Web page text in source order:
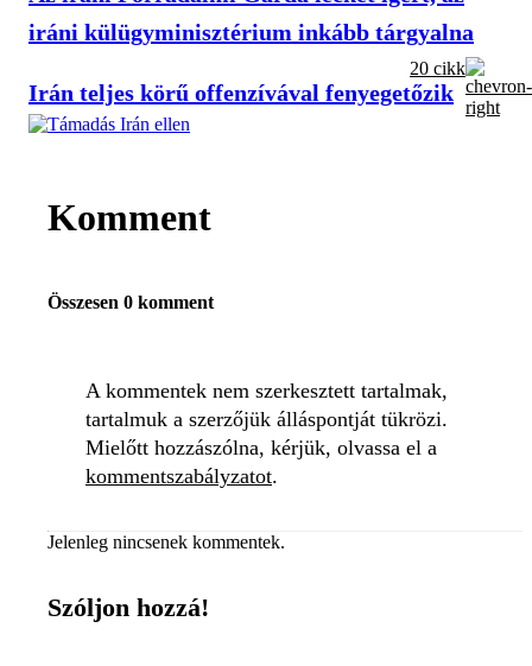
iráni külügyminisztérium inkább tárgyalna
Irán teljes körű offenzívával fenyegetőzik
20 cikk
Komment
Összesen 0 komment
A kommentek nem szerkesztett tartalmak,
tartalmuk a szerzőjük álláspontját tükrözi.
Mielőtt hozzászólna, kérjük, olvassa el a
kommentszabályzatot.
Jelenleg nincsenek kommentek.
Szóljon hozzá!